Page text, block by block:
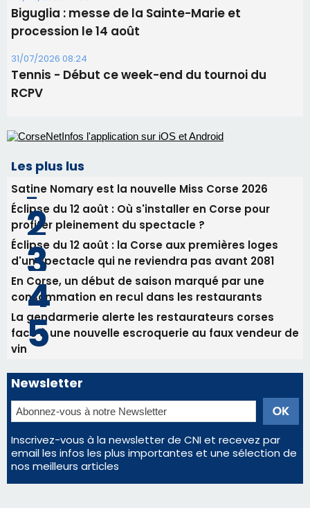
Les plus lus
Satine Nomary est la nouvelle Miss Corse 2026
Éclipse du 12 août : Où s'installer en Corse pour
profiter pleinement du spectacle ?
d'un spectacle qui ne reviendra pas avant 2081
consommation en recul dans les restaurants
La gendarmerie alerte les restaurateurs corses
face à une nouvelle escroquerie au faux vendeur de
vin
Newsletter
Inscrivez-vous à la newsletter de CNI et recevez par
email les infos les plus importantes et une sélection de
nos meilleurs articles
Régie publicitaire
Mentions légales
Nous contacter